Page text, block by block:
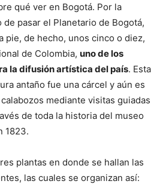
qué ver en Bogotá. Por la
pasar el Planetario de Bogotá,
pie, de hecho, unos cinco o diez,
de Colombia, uno de los
la difusión artística del país. Esta
antaño fue una cárcel y aún es
mediante visitas guiadas
de toda la historia del museo
1823.
plantas en donde se hallan las
las cuales se organizan así: